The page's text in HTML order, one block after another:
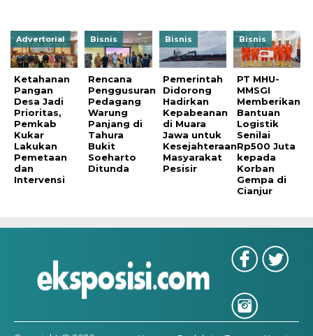
Advertorial
Ketahanan
Pangan
Desa Jadi
Prioritas,
Pemkab
Kukar
Lakukan
Pemetaan
dan
Intervensi
Bisnis
Rencana
Penggusuran
Pedagang
Warung
Panjang di
Tahura
Bukit
Soeharto
Ditunda
Bisnis
Pemerintah
Didorong
Hadirkan
Kepabeanan
di Muara
Jawa untuk
Kesejahteraan
Masyarakat
Pesisir
Bisnis
PT MHU-
MMSGI
Memberikan
Bantuan
Logistik
Senilai
Rp500 Juta
kepada
Korban
Gempa di
Cianjur